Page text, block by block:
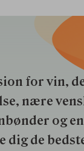
for vin,
nære
og
dig de